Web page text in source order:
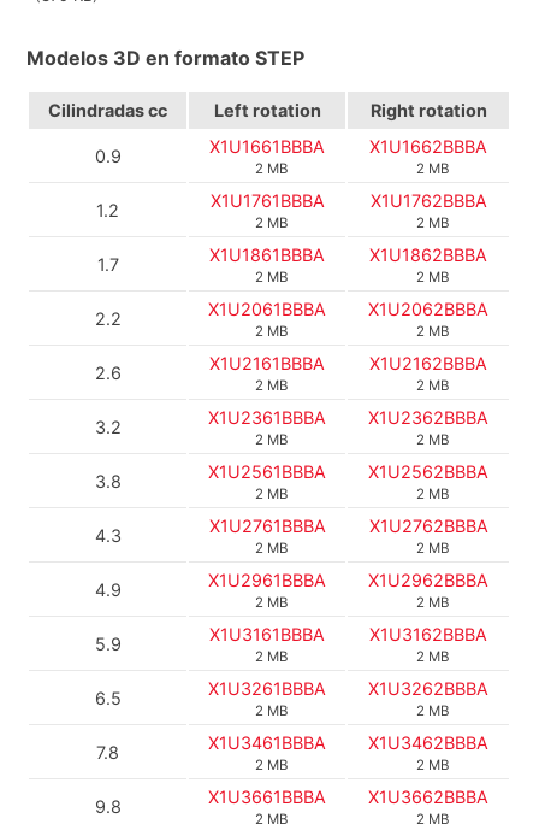
Modelos 3D en formato STEP
Cilindradas cc Left rotation Right rotation
0.9 X1U1661BBBA
2 MB
X1U1662BBBA
2 MB
1.2 X1U1761BBBA
2 MB
X1U1762BBBA
2 MB
1.7 X1U1861BBBA
2 MB
X1U1862BBBA
2 MB
2.2 X1U2061BBBA
2 MB
X1U2062BBBA
2 MB
2.6 X1U2161BBBA
2 MB
X1U2162BBBA
2 MB
3.2 X1U2361BBBA
2 MB
X1U2362BBBA
2 MB
3.8 X1U2561BBBA
2 MB
X1U2562BBBA
2 MB
4.3 X1U2761BBBA
2 MB
X1U2762BBBA
2 MB
4.9 X1U2961BBBA
2 MB
X1U2962BBBA
2 MB
5.9 X1U3161BBBA
2 MB
X1U3162BBBA
2 MB
6.5 X1U3261BBBA
2 MB
X1U3262BBBA
2 MB
7.8 X1U3461BBBA
2 MB
X1U3462BBBA
2 MB
9.8 X1U3661BBBA
2 MB
X1U3662BBBA
2 MB